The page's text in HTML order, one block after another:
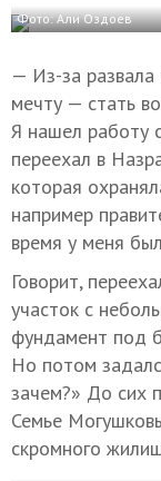
Фото: Али Оздоев
— Из-за
мечту — стать
Я нашел работу
переехал в
которая
например
время у меня
Говорит,
участок с
фундамент под
Но потом
зачем?» До сих
Семье
скромного